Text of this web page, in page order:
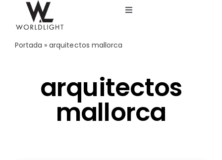
contenido
Toggle
Portada »arquitectos mallorca
arquitectos
mallorca